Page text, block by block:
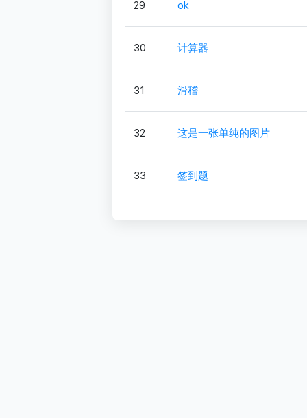
29 ok
30 计算器
31 滑稽
32 这是一张单纯的图片
33 签到题